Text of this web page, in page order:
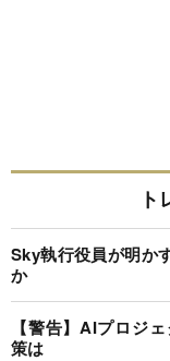
Sky執行役員が明か
か
【警告】AIプロジ
策は